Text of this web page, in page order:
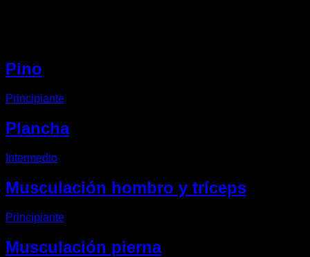
Pino
Principiante
Plancha
Intermedio
Musculación hombro y tríceps
Principiante
Musculación pierna